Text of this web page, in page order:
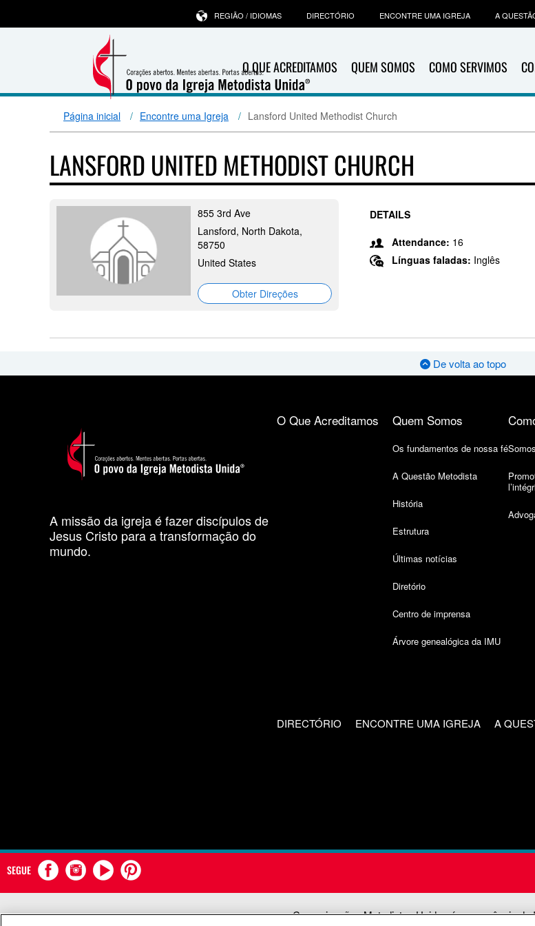
O QUE ACREDITAMOS QUEM SOMOS COMO SERVIMOS
REGIÃO / IDIOMAS DIRECTÓRIO ENCONTRE UMA IGREJA A
Página inicial Encontre uma Igreja Lansford United Methodist Church
LANSFORD UNITED METHODIST CHURCH
855 3rd Ave
Lansford, North Dakota,
58750
United States
Obter Direções
DETAILS
Attendance: 16
Línguas faladas: Inglês
De volta ao topo
A missão da igreja é fazer discípulos de
Jesus Cristo para a transformação do
mundo.
O Que Acreditamos Quem Somos
Os fundamentos de nossa fé
A Questão Metodista
História
Estrutura
Últimas notícias
Diretório
Centro de imprensa
Árvore genealógica da IMU
DIRECTÓRIO ENCONTRE UMA IGREJA A
SEGUE
Comunicações Metodistas Unidas é uma agência da